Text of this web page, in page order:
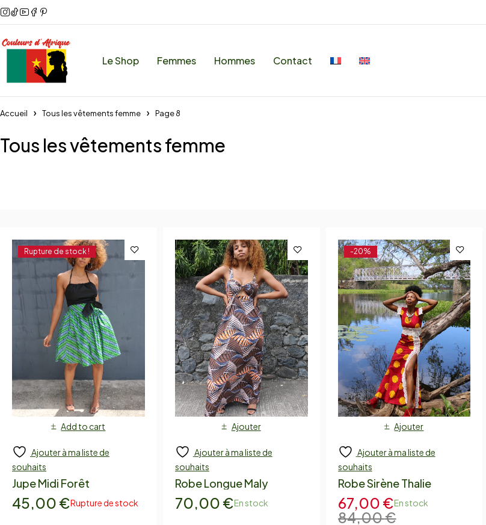
Le Shop Femmes Hommes Contact
Accueil Tous les vêtements femme Page 8
Tous les vêtements femme
Rupture de stock !
Add to cart
Ajouter à ma liste de
souhaits
Jupe Midi Forêt
45,00 €Rupture de stock
Ajouter
Ajouter à ma liste de
souhaits
Robe Longue Maly
70,00 €En stock
-20%
Ajouter
Ajouter à ma liste de
souhaits
Robe Sirène Thalie
84,00€
67,00 €En stock